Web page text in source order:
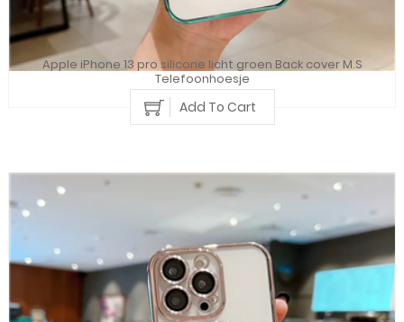
Apple iPhone 13 pro silicone licht groen Back cover M.S
Telefoonhoesje
Add To Cart